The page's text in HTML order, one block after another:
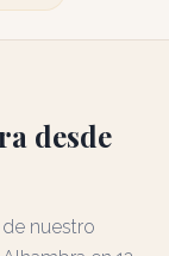
desde
nuestro